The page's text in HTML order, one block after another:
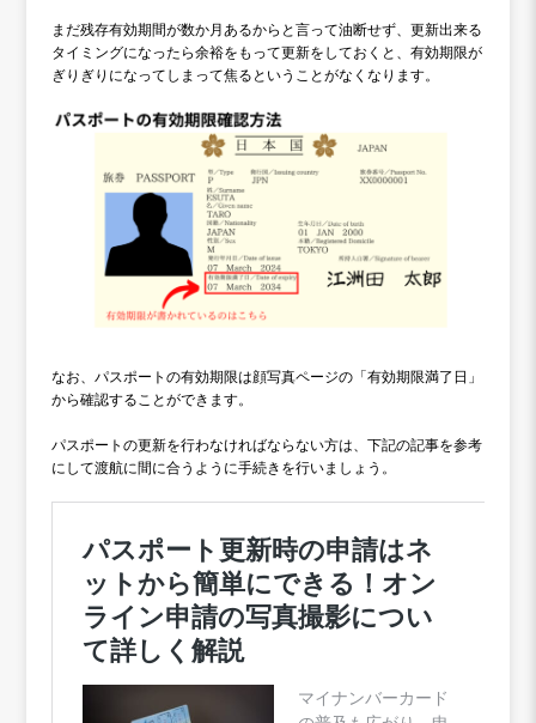
まだ残存有効期間が数か月あるからと言って油断せず、更新出来る
タイミングになったら余裕をもって更新をしておくと、有効期限が
ぎりぎりになってしまって焦るということがなくなります。
なお、パスポートの有効期限は顔写真ページの「有効期限満了日」
から確認することができます。
パスポートの更新を行わなければならない方は、下記の記事を参考
にして渡航に間に合うように手続きを行いましょう。